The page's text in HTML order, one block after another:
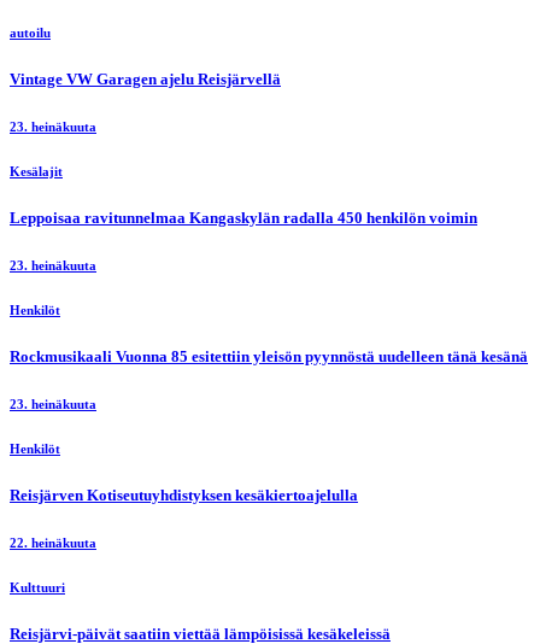
autoilu
Vintage VW Garagen ajelu Reisjärvellä
23. heinäkuuta
Kesälajit
Leppoisaa ravitunnelmaa Kangaskylän radalla 450 henkilön voimin
23. heinäkuuta
Henkilöt
Rockmusikaali Vuonna 85 esitettiin yleisön pyynnöstä uudelleen tänä kesänä
23. heinäkuuta
Henkilöt
Reisjärven Kotiseutuyhdistyksen kesäkiertoajelulla
22. heinäkuuta
Kulttuuri
Reisjärvi-päivät saatiin viettää lämpöisissä kesäkeleissä